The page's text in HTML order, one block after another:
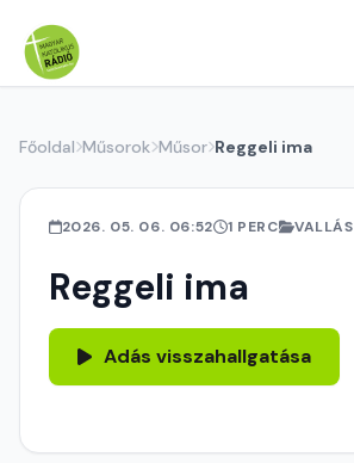
Főoldal Műsorok Műsor Reggeli ima
2026. 05. 06. 06:52 1 PERC
Reggeli ima
Adás visszahallgatása